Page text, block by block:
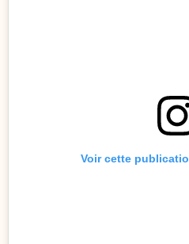
Voir cette